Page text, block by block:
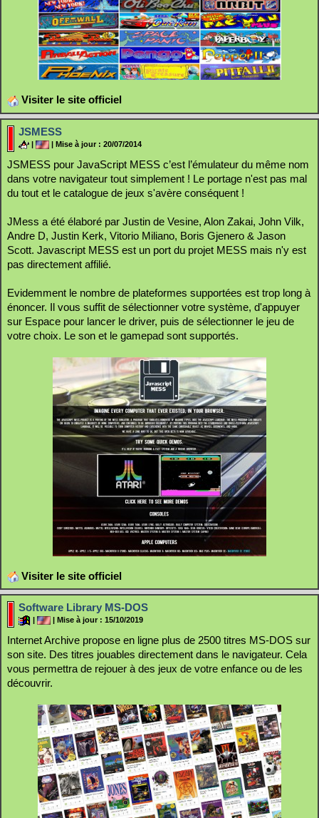
Visiter le site officiel
JSMESS
| | Mise à jour : 20/07/2014
JSMESS pour JavaScript MESS c’est l’émulateur du même nom
dans votre navigateur tout simplement ! Le portage n'est pas mal
du tout et le catalogue de jeux s'avère conséquent !
JMess a été élaboré par Justin de Vesine, Alon Zakai, John Vilk,
Andre D, Justin Kerk, Vitorio Miliano, Boris Gjenero & Jason
Scott. Javascript MESS est un port du projet MESS mais n'y est
pas directement affilié.
Evidemment le nombre de plateformes supportées est trop long à
énoncer. Il vous suffit de sélectionner votre système, d'appuyer
sur Espace pour lancer le driver, puis de sélectionner le jeu de
votre choix. Le son et le gamepad sont supportés.
Visiter le site officiel
Software Library MS-DOS
| | Mise à jour : 15/10/2019
Internet Archive propose en ligne plus de 2500 titres MS-DOS sur
son site. Des titres jouables directement dans le navigateur. Cela
vous permettra de rejouer à des jeux de votre enfance ou de les
découvrir.